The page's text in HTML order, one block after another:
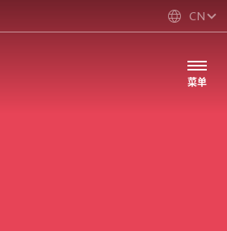
CN
菜单